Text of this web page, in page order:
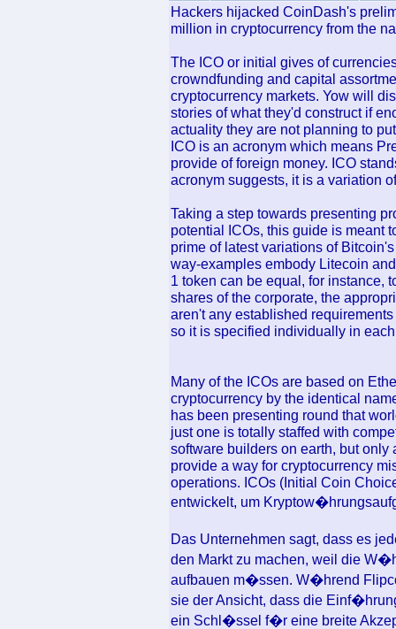
Hackers hijacked CoinDash's
million in cryptocurrency from the
The ICO or initial gives of
crowndfunding and capital
cryptocurrency markets. Yow will
stories of what they'd construct if
actuality they are not planning to
ICO is an acronym which means
provide of foreign money. ICO
acronym suggests, it is a variation
Taking a step towards presenting
potential ICOs, this guide is meant
prime of latest variations of
way-examples embody Litecoin
1 token can be equal, for instance,
shares of the corporate, the
aren't any established
so it is specified individually in
Many of the ICOs are based on
cryptocurrency by the identical
has been presenting round that
just one is totally staffed with
software builders on earth, but
provide a way for cryptocurrency
operations. ICOs (Initial Coin
entwickelt, um
Das Unternehmen sagt, dass es
den Markt zu machen, weil die
aufbauen m�ssen. W�hrend
sie der Ansicht, dass die
ein Schl�ssel f�r eine breite